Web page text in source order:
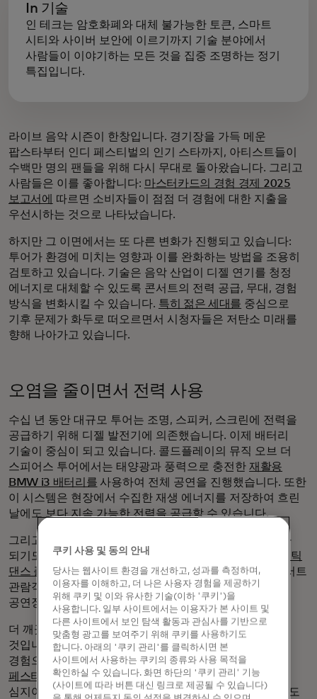
In 기술
인 테크는 암호화폐와 대체 불가능한 토큰, 스마트
시티와 사이버 보안에 이르기까지 기술 분야에서
사람들이 이야기하는 모든 것을 집중 조명하는 정기
특집입니다.
라이브 음악 시즌이 한창입니다. 경기장을 가득 메운
팝스타부터 인디 페스티벌의 인기 스타까지, 아티스트들이
수백만 명의 팬들을 위해 다시 무대로 돌아왔습니다. 그리고
사람들은 이를 좋아합니다: 마스터카드의 경험 경제 2025
보고서에
따르면 소비자들이 점점 더 경험에 대한 지출을
우선시하는 것으로 나타났습니다.
하지만 그 이면에서는 또 다른 변화가 진행되고 있습니다:
투어가 환경에 미치는 영향과 이를 완화하는 방법을 조용히
검토하고 있습니다. 기술은 음악 산업이 디젤 연기를 청정
에너지로 대체할 수 있도록 콘서트의 전력 공급, 무대, 경험
방식을 변화시킬 수 있습니다. 특히 젊은 세대를 중심으로
기후 문제가 화두로 떠오르면서 시청자들은 저탄소 미래를
향해 나아가고 있습니다.
오염을 줄이면서 전력 사용
수십 년 동안 대규모 투어는 조명, 스피커, 스크린에 전력을
공급하기 위해 디젤 발전기에 의존했습니다. 이제 배터리
기술이 중심이 되고 있습니다. 콜드플레이의 뮤직 오브 더
스피어스 투어에서는 태양광과 풍력으로 충전한 재활용
BMW i3 배터리를 사용하여 전체 공연을 진행했습니다. 또한
이 시스템은 현장에서 수집한 재생 에너지를 저장하여 흐린
날에도 보다 지속 가능한 전력을 공급할 수 있습니다.
그리고 어떤 경우에는 팬 자체가 전원 공급 장치의 일부가
되기도 합니다. 콜드플레이 투어 중 일부 공연장에는
키네틱
댄스 플로어와 고정식 '파워 바이크'가 설치되어 있어 콘서트
관람객이 움직이기만 해도 전기를 생산하여 실시간으로
공연장의 전력망에 다시 공급할 수 있었습니다.
더 깨끗한 에너지를 위한 노력은 개별 콘서트를 넘어서는
것입니다. 축제는 재생 에너지를 본격적인 인터랙티브
경험으로 전환하고 있습니다. 영국의글래스톤베리
페스티벌은태양열, 풍력, 배터리로만 무대를 운영하며
심지어 혐기성 소화를 통해 소의 분뇨를 전기로 전환하기도
쿠키 사용 및 동의 안내
당사는 웹사이트 환경을 개선하고, 성과를 측정하며,
이용자를 이해하고, 더 나은 사용자 경험을 제공하기
위해 쿠키 및 이와 유사한 기술(이하 '쿠키')을
사용합니다. 일부 사이트에서는 이용자가 본 사이트 및
다른 사이트에서 보인 탐색 활동과 관심사를 기반으로
맞춤형 광고를 보여주기 위해 쿠키를 사용하기도
합니다. 아래의 '쿠키 관리'를 클릭하시면 본
사이트에서 사용하는 쿠키의 종류와 사용 목적을
확인하실 수 있습니다. 화면 하단의 '쿠키 관리' 기능
(사이트에 따라 버튼 대신 링크로 제공될 수 있습니다)